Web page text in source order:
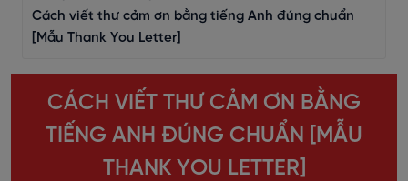
Cách viết thư cảm ơn bằng tiếng Anh đúng chuẩn
[Mẫu Thank You Letter]
CÁCH VIẾT THƯ CẢM ƠN BẰNG
TIẾNG ANH ĐÚNG CHUẨN [MẪU
THANK YOU LETTER]